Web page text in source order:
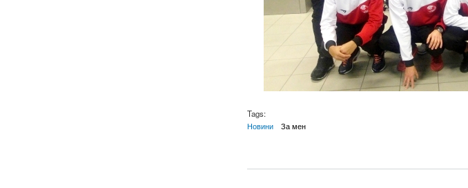
Tags:
Новини
За мен